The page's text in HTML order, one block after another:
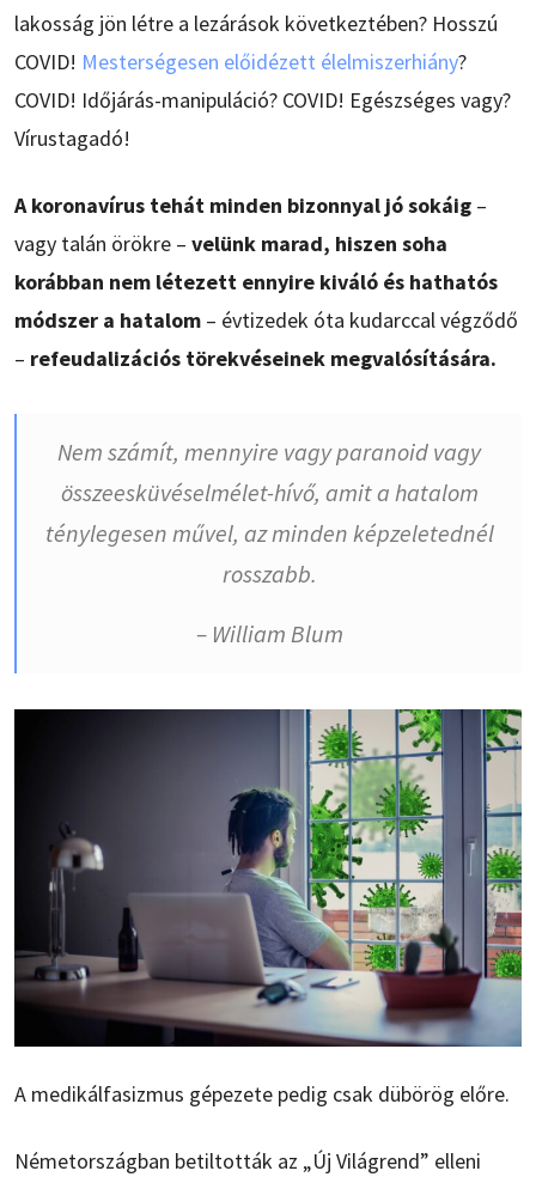
lakosság jön létre a lezárások következtében? Hosszú
COVID! Mesterségesen előidézett élelmiszerhiány?
COVID! Időjárás-manipuláció? COVID! Egészséges vagy?
Vírustagadó!
A koronavírus tehát minden bizonnyal jó sokáig –
vagy talán örökre – velünk marad, hiszen soha
korábban nem létezett ennyire kiváló és hathatós
módszer a hatalom – évtizedek óta kudarccal végződő
– refeudalizációs törekvéseinek megvalósítására.
Nem számít, mennyire vagy paranoid vagy
összeesküvéselmélet-hívő, amit a hatalom
ténylegesen művel, az minden képzeletednél
rosszabb.
– William Blum
A medikálfasizmus gépezete pedig csak dübörög előre.
Németországban betiltották az „Új Világrend” elleni